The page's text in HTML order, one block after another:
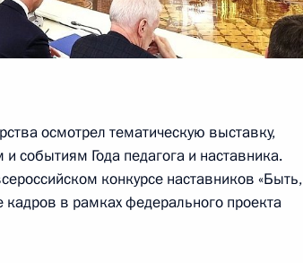
при Общественной
«Транспорт»
осмотрел тематическую выставку,
Года педагога и наставника.
конкурсе наставников «Быть,
кадров в рамках федерального проекта